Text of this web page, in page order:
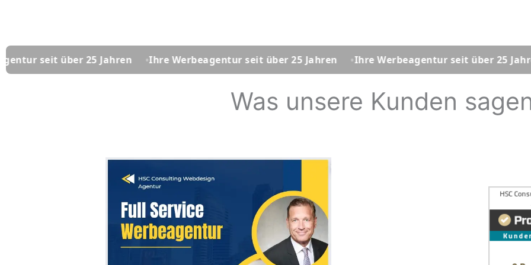
über 25 Jahren Ihre Werbeagentur seit über 25 Jahren Ihre Werbeagentur seit über 25 Jahren
Was unsere Kunden